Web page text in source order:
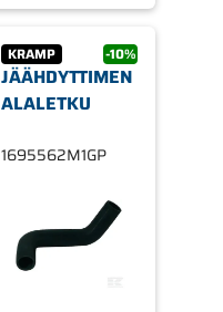
KRAMP -10%
JÄÄHDYTTIMEN
ALALETKU
1695562M1GP